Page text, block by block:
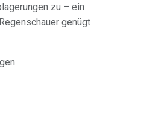
zu – ein
genügt